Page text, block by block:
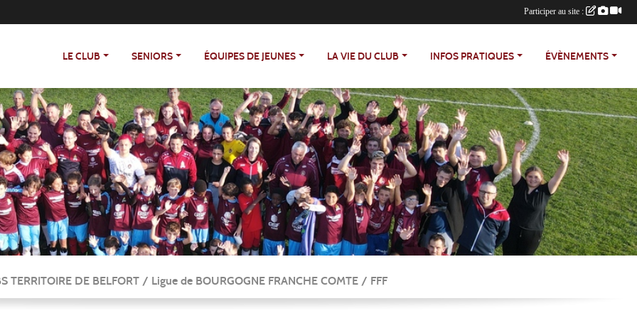
LE CLUB SENIORS ÉQUIPES DE JEUNES LA VIE DU CLUB INFOS PRATIQUES ÉVÈNEMENTS
TERRITOIRE DE BELFORT / Ligue de BOURGOGNE FRANCHE COMTE / FFF
Participer au site :